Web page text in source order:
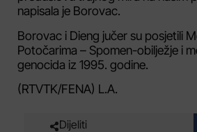
napisala je Borovac.
Borovac i Dieng jučer su posjetili
Potočarima – Spomen-obilježje i
genocida iz 1995. godine.
(RTVTK/FENA) L.A.
Dijeliti